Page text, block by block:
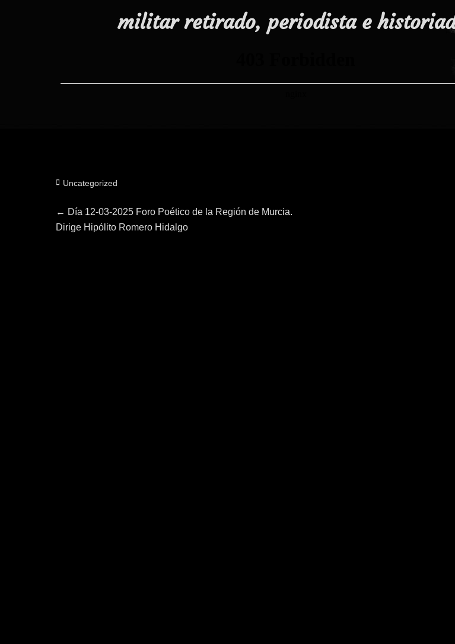
militar retirado, periodista e
Categorías
Uncategorized
Navegación
← Entrada
anterior:
Día 12-03-2025 Foro Poético de la Región de Murcia.
Dirige Hipólito Romero Hidalgo